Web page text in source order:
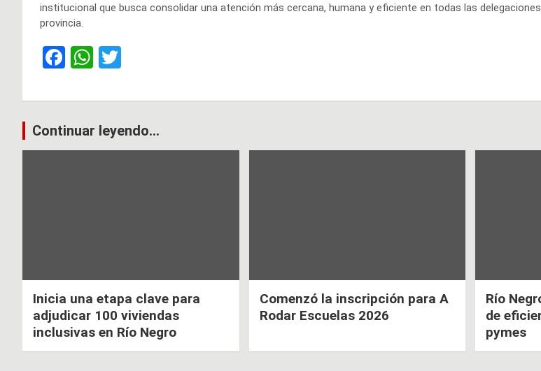
institucional que busca consolidar una atención más cercana, humana y eficiente en todas las
provincia.
F
ce
b
o
W
at
s
A
tt
er
Navegación
Continuar leyendo...
Inicia una etapa clave para
adjudicar 100 viviendas
inclusivas en Río Negro
Comenzó la inscripción para A
Rodar Escuelas 2026
Río
de
pymes